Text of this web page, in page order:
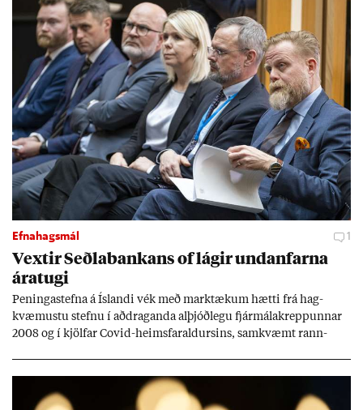
Efnahagsmál 1
Vext­ir Seðla­bank­ans of lág­ir und­an­farna
ára­tugi
Pen­inga­stefna á Ís­landi vék með mark­tæk­um hætti frá hag­
kvæm­ustu stefnu í að­drag­anda al­þjóð­legu fjár­málakrepp­unn­ar
2008 og í kjöl­far Covid-heims­far­ald­urs­ins, sam­kvæmt rann­